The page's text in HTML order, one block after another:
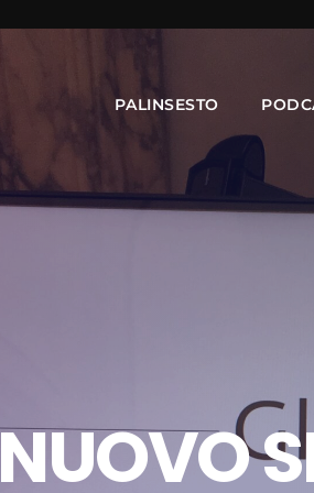
PALINSESTO